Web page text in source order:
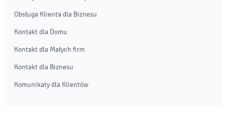
Obsługa Klienta dla Biznesu
Kontakt dla Domu
Kontakt dla Małych firm
Kontakt dla Biznesu
Komunikaty dla Klientów